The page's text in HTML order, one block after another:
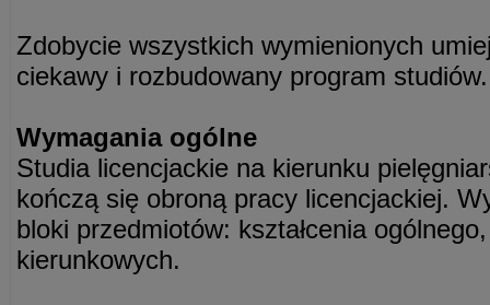
Zdobycie wszystkich wymienionych
ciekawy i rozbudowany program studiów.
Wymagania ogólne
Studia licencjackie na kierunku
kończą się obroną pracy licencjackiej.
bloki przedmiotów: kształcenia
kierunkowych.